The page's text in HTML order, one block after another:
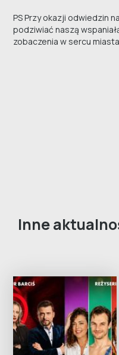
PS Przy okazji odwiedzin
podziwiać naszą
zobaczenia w sercu
Inne